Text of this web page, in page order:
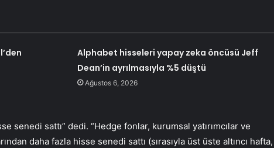
Alphabet hisseleri yapay zeka öncüsü Jeff
Dean’in ayrılmasıyla %5 düştü
Ağustos 6, 2026
senedi sattı” dedi. “Hedge fonlar, kurumsal yatırımcılar ve
daha fazla hisse senedi sattı (sırasıyla üst üste altıncı hafta,